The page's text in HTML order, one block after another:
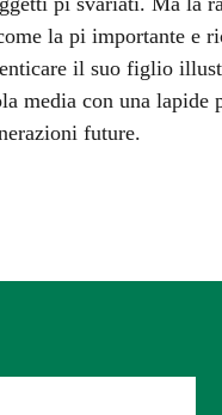
la pi importante e
il suo figlio
media con una lapide
future.